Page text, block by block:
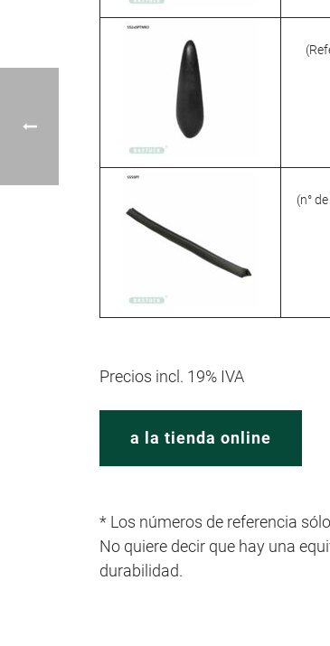
(n°
Precios incl. 19% IVA
a la tienda online
* Los números de referencia
No quiere decir que hay una
durabilidad.